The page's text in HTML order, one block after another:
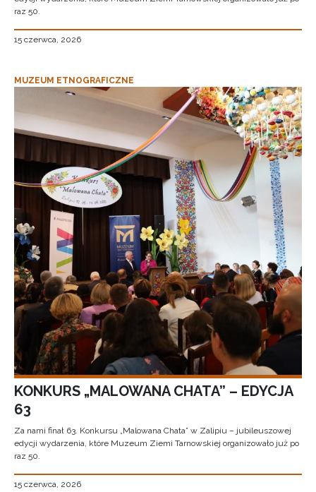
raz 50.
15 czerwca, 2026
MUZEUM ETNOGRAFICZNE
KONKURS „MALOWANA CHATA” – EDYCJA
63
Za nami finał 63. Konkursu „Malowana Chata” w Zalipiu – jubileuszowej
edycji wydarzenia, które Muzeum Ziemi Tarnowskiej organizowało już po
raz 50.
15 czerwca, 2026